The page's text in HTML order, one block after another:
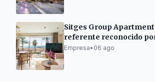
Sitges Group
referente reconocido
Empresa• 06 ago